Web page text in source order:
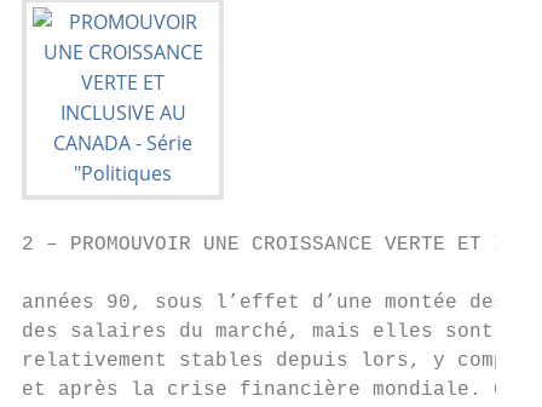
2 – PROMOUVOIR UNE CROISSANCE VERTE ET
années 90, sous l’effet d’une montée des
des salaires du marché, mais elles sont
relativement stables depuis lors, y
et après la crise financière mondiale.